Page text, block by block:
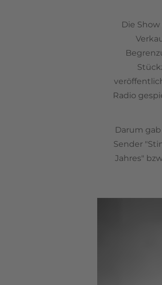
Die
Radio
Darum
Sender
Jahres"